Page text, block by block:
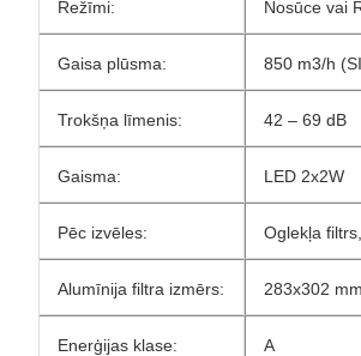
Režīmi: Nosūce vai
Gaisa plūsma: 850 m3/h
Trokšņa līmenis: 42 – 69 dB
Gaisma: LED 2x2W
Pēc izvēles: Oglekļa filtrs,
Alumīnija filtra izmērs: 283x302 mm
Enerģijas klase: A